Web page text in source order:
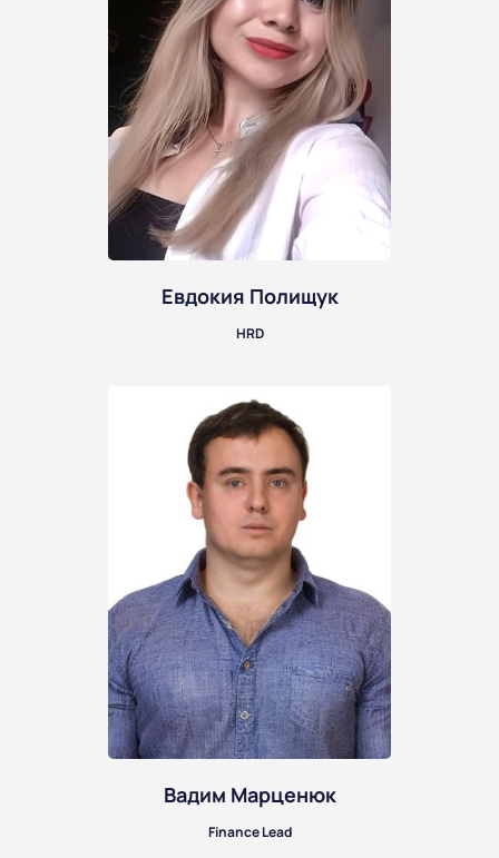
Евдокия Полищук
HRD
Вадим Марценюк
Finance Lead